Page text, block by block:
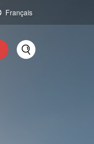
Français